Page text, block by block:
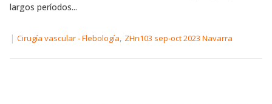
largos períodos...
| Cirugía vascular - Flebología, ZHn103 sep-oct 2023 Navarra